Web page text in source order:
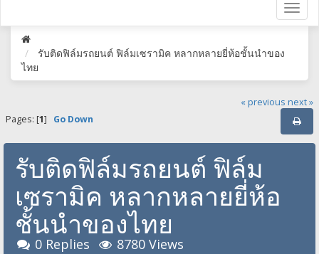
รับติดฟิล์มรถยนต์ ฟิล์มเซรามิค หลากหลายยี่ห้อชั้นนำของ
ไทย
« previous next »
Pages: [1] Go Down
รับติดฟิล์มรถยนต์ ฟิล์ม
เซรามิค หลากหลายยี่ห้อ
ชั้นนำของไทย
0 Replies 8780 Views